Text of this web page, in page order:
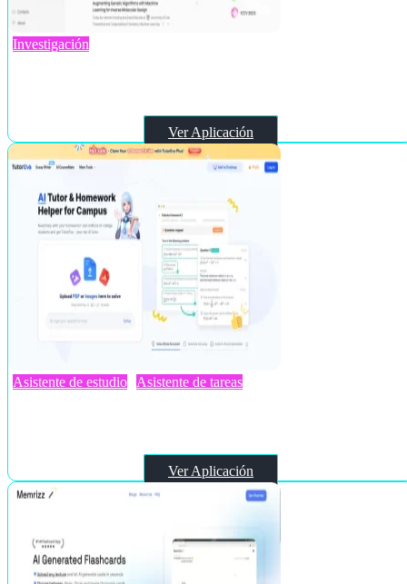
Investigación
Ver Aplicación
Asistente de estudio Asistente de tareas
Ver Aplicación